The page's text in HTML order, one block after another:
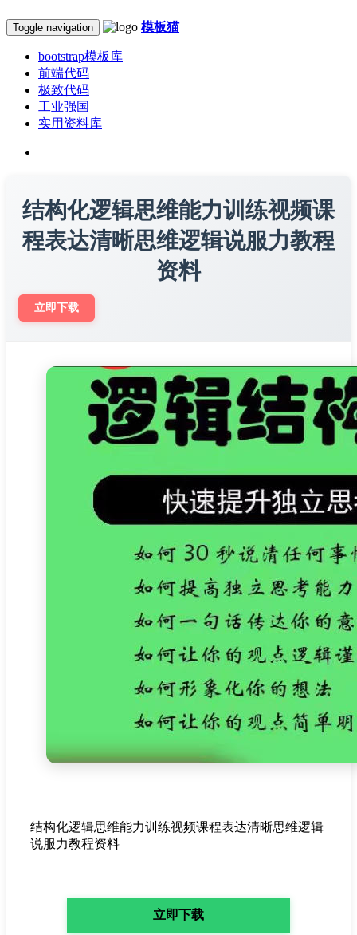
Toggle navigation 模板猫
bootstrap模板库
前端代码
极致代码
工业强国
实用资料库
结构化逻辑思维能力训练视频课
程表达清晰思维逻辑说服力教程
资料
立即下载
结构化逻辑思维能力训练视频课程表达清晰思维逻辑
说服力教程资料
立即下载